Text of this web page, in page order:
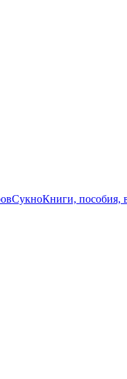
СукноКниги, пособия,